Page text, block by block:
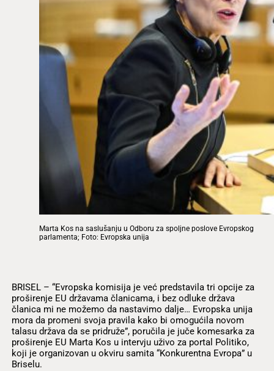
Marta Kos na saslušanju u Odboru za spoljne poslove Evropskog
parlamenta; Foto: Evropska unija
BRISEL – “Evropska komisija je već predstavila tri opcije za
proširenje EU državama članicama, i bez odluke država
članica mi ne možemo da nastavimo dalje… Evropska unija
mora da promeni svoja pravila kako bi omogućila novom
talasu država da se pridruže”, poručila je juče komesarka za
proširenje EU Marta Kos u intervju uživo za portal Politiko,
koji je organizovan u okviru samita “Konkurentna Evropa” u
Briselu.